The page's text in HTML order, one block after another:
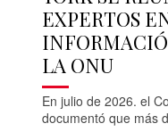
EXPERTOS
LA ONU
En julio de 2026. el
documentó que más